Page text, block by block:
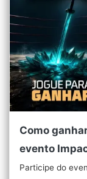
Como
evento
Participe do